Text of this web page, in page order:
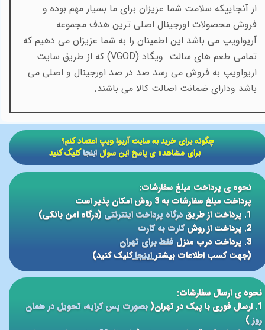
از آنجاییکه سلامت شما عزیزان برای ما بسیار مهم بوده و
فروش محصولات اورجینال اصلی ترین هدف مجموعه
آریواویپ می باشد این اطمینان را به شما عزیزان می دهیم که
تمامی طعم های سالت ویگاد (VGOD) که از طریق سایت
اریواویپ به فروش می رسد صد در صد اورجینال و اصلی می
باشد ودارای ضمانت اصالت کالا می باشند.
نحوه ی پرداخت مبلغ سفارشات:
پرداخت مبلغ سفارشات به 3 روش امکان پذیر است
1. پرداخت از طریق
درگاه پرداخت اینترنتی(درگاه امن بانکی)
2. پرداخت از روش
کارت به کارت
3. پرداخت درب منزل
فقط برای تهران
(جهت کسب اطلاعات بیشتر اینجاکلیک کنید)
نحوه ی ارسال سفارشات:
1. ارسال فوری با پیک در تهران(
بصورت پس کرایه، تحویل در همان
روز)
​​چگونه برای خرید به سایت آریوا ویپ اعتماد کنم؟
برای مشاهده ی پاسخ این سوالاینجاکلیک کنید